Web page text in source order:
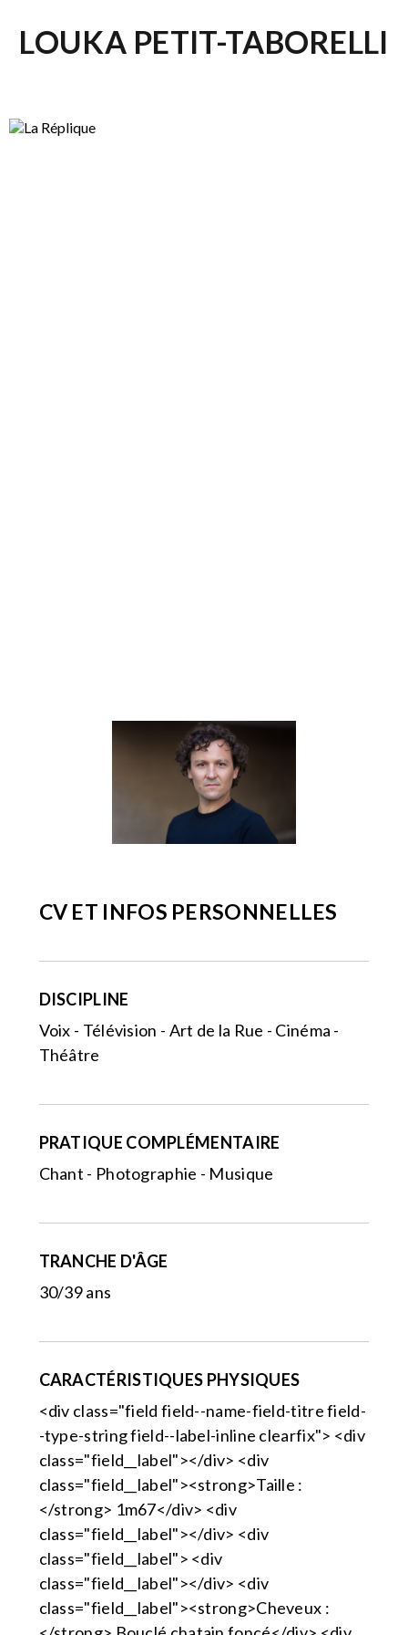
LOUKA PETIT-TABORELLI
CV ET INFOS PERSONNELLES
DISCIPLINE
Voix - Télévision - Art de la Rue - Cinéma -
Théâtre
PRATIQUE COMPLÉMENTAIRE
Chant - Photographie - Musique
TRANCHE D'ÂGE
30/39 ans
CARACTÉRISTIQUES PHYSIQUES
<div class="field field--name-field-titre field-
-type-string field--label-inline clearfix"> <div
class="field__label"></div> <div
class="field__label"><strong>Taille :
</strong> 1m67</div> <div
class="field__label"></div> <div
class="field__label"> <div
class="field__label"></div> <div
class="field__label"><strong>Cheveux :